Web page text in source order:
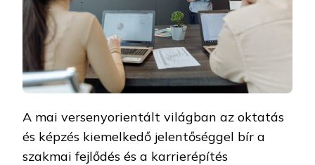
A mai versenyorientált világban az oktatás
és képzés kiemelkedő jelentőséggel bír a
szakmai fejlődés és a karrierépítés